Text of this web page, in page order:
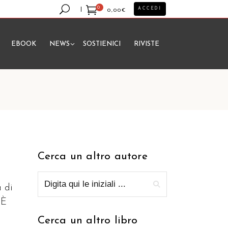
0
0,00€
prodotto nel carrello.
ACCEDI
EBOOK NEWS SOSTIENICI RIVISTE
di
Cerca un altro autore
Cerca un altro libro